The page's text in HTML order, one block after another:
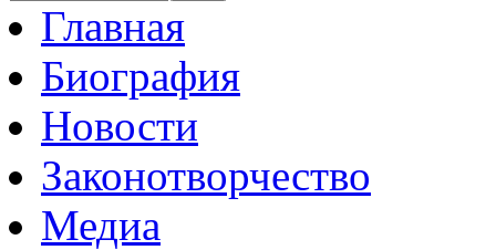
Главная
Биография
Новости
Законотворчество
Медиа